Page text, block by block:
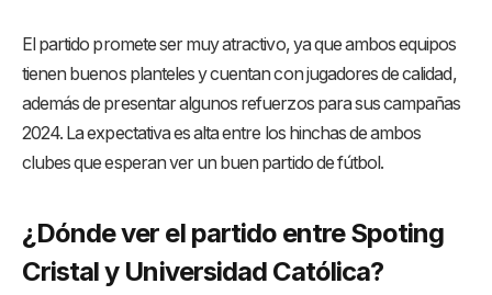
El partido promete ser muy atractivo, ya que ambos equipos
tienen buenos planteles y cuentan con jugadores de calidad,
además de presentar algunos refuerzos para sus campañas
2024. La expectativa es alta entre los hinchas de ambos
clubes que esperan ver un buen partido de fútbol.
¿Dónde ver el partido entre Spoting
Cristal y Universidad Católica?